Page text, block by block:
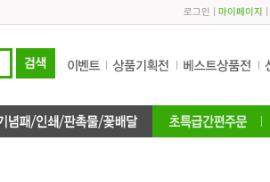
로그인 마이페이지